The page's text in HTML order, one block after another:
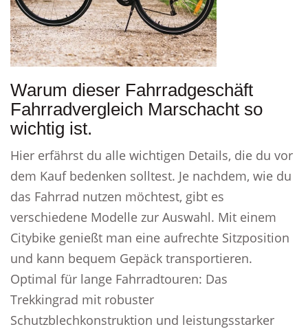
Warum dieser Fahrradgeschäft
Fahrradvergleich Marschacht so
wichtig ist.
Hier erfährst du alle wichtigen Details, die du vor
dem Kauf bedenken solltest. Je nachdem, wie du
das Fahrrad nutzen möchtest, gibt es
verschiedene Modelle zur Auswahl. Mit einem
Citybike genießt man eine aufrechte Sitzposition
und kann bequem Gepäck transportieren.
Optimal für lange Fahrradtouren: Das
Trekkingrad mit robuster
Schutzblechkonstruktion und leistungsstarker